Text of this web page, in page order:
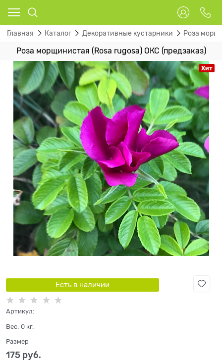
Главная Каталог Декоративные кустарники Роза
Роза морщинистая (Rosa rugosa) ОКС (предзаказ)
Хит
Есть в наличии
Артикул:
Вес: 0 кг.
Размер
175 руб.